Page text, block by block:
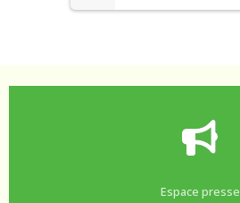
Espace presse